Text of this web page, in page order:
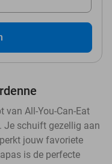
van All-You-Can-Eat
Je schuift gezellig aan
jouw favoriete
is de perfecte